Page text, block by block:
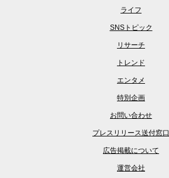
ライフ
SNSトピック
リサーチ
トレンド
エンタメ
特別企画
お問い合わせ
プレスリリース送付窓口
広告掲載について
運営会社